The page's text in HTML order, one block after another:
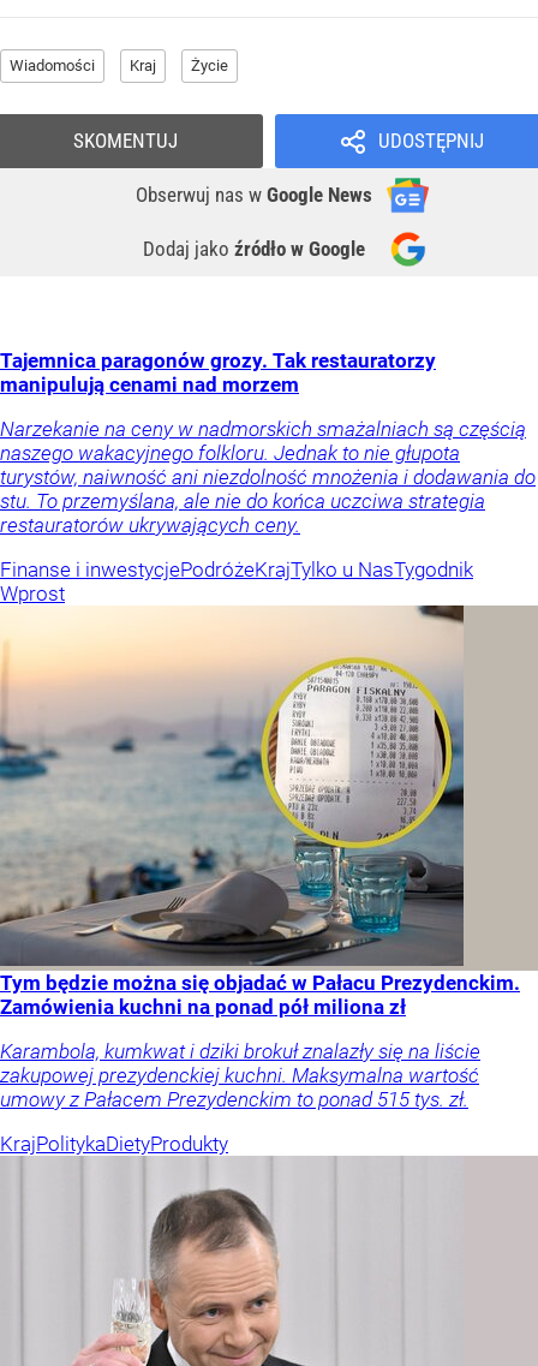
Wiadomości Kraj Życie
UDOSTĘPNIJ
Obserwuj nas w Google News
Dodaj jako źródło w Google
SKOMENTUJ
Tajemnica paragonów grozy. Tak restauratorzy
manipulują cenami nad morzem
Narzekanie na ceny w nadmorskich smażalniach są częścią
naszego wakacyjnego folkloru. Jednak to nie głupota
turystów, naiwność ani niezdolność mnożenia i dodawania do
stu. To przemyślana, ale nie do końca uczciwa strategia
restauratorów ukrywających ceny.
Finanse i inwestycjePodróżeKrajTylko u NasTygodnik
Wprost
Tym będzie można się objadać w Pałacu Prezydenckim.
Zamówienia kuchni na ponad pół miliona zł
Karambola, kumkwat i dziki brokuł znalazły się na liście
zakupowej prezydenckiej kuchni. Maksymalna wartość
umowy z Pałacem Prezydenckim to ponad 515 tys. zł.
KrajPolitykaDietyProdukty